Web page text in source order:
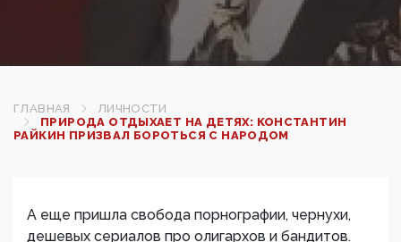
ГЛАВНАЯ
ЛИЧНОСТИ
ПРИРОДА ОТДЫХАЕТ НА ДЕТЯХ: КОНСТАНТИН
РАЙКИН ПРИЗВАЛ БОРОТЬСЯ С НАРОДОМ
А еще пришла свобода порнографии, чернухи,
дешевых сериалов про олигархов и бандитов.